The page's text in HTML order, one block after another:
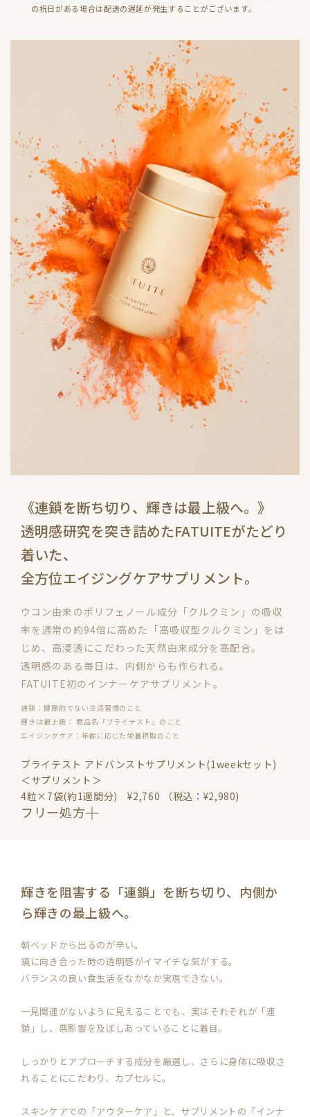
の祝日がある場合は配送の遅延が発生することがございます。
《連鎖を断ち切り、輝きは最上級へ。》
透明感研究を突き詰めたFATUITEがたどり
着いた、
全方位エイジングケアサプリメント。
ウコン由来のポリフェノール成分「クルクミン」の吸収
率を通常の約94倍に高めた「高吸収型クルクミン」をは
じめ、高浸透にこだわった天然由来成分を高配合。
透明感のある毎日は、内側からも作られる。
FATUITE初のインナーケアサプリメント。
連鎖：健康的でない生活習慣のこと
輝きは最上級： 商品名「ブライテスト」のこと
エイジングケア：年齢に応じた栄養摂取のこと
ブライテスト アドバンストサプリメント(1weekセット)
＜サプリメント＞
4粒×7袋(約1週間分) ¥2,760 （税込：¥2,980)
フリー処方
輝きを阻害する「連鎖」を断ち切り、内側か
ら輝きの最上級へ。
朝ベッドから出るのが辛い。
鏡に向き合った時の透明感がイマイチな気がする。
バランスの良い食生活をなかなか実現できない。
一見関連がないように見えることでも、実はそれぞれが「連
鎖」し、悪影響を及ぼしあっていることに着目。
しっかりとアプローチする成分を厳選し、さらに身体に吸収さ
れることにこだわり、カプセルに。
スキンケアでの「アウターケア」と、サプリメントの「インナ